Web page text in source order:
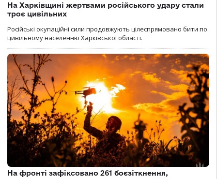
На Харківщині жертвами російського удару стали
троє цивільних
Російські окупаційні сили продовжують цілеспрямовано бити по
цивільному населенню Харківської області.
На фронті зафіксовано 261 боєзіткнення,